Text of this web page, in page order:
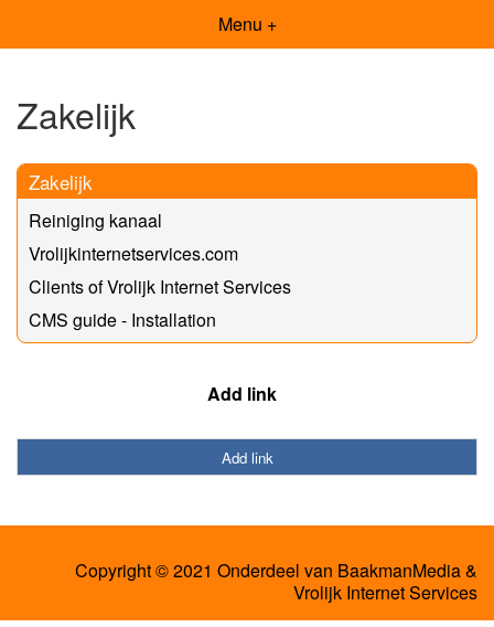
Menu +
Zakelijk
Zakelijk
Reiniging kanaal
Vrolijkinternetservices.com
Clients of Vrolijk Internet Services
CMS guide - Installation
Add link
Add link
Copyright © 2021 Onderdeel van BaakmanMedia&
Vrolijk Internet Services